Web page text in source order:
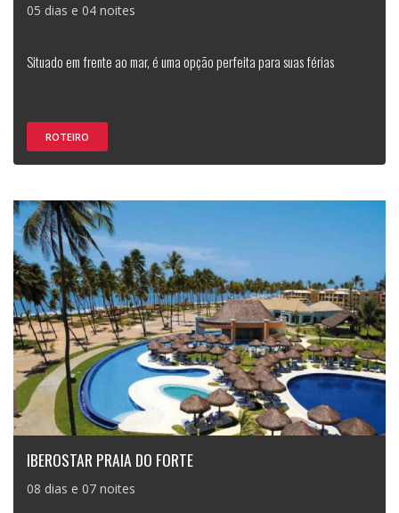
05 dias e 04 noites
Situado em frente ao mar, é uma opção perfeita para suas férias
ROTEIRO
IBEROSTAR PRAIA DO FORTE
08 dias e 07 noites